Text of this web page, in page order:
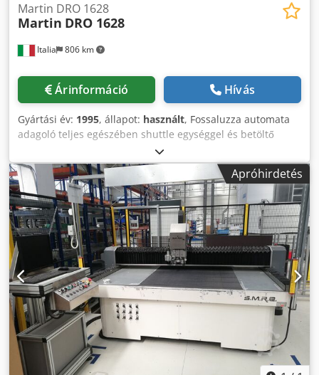
Italia 806 km
Martin DRO 1628
Martin DRO 1628
Árinformáció Hívás
Gyártási év: 1995, állapot: használt, Fossaluzza automata
adagoló teljes egészében shuttle egységgel és betöltő
hengergörgős pályával Vákuumos bevezető asztal +
szalagok 3 alsó nyomócsoport szívott szállítással Dkedpfx
Aezd Dymonfsr Kivágógép Hulladékleválasztó Braker
Tenace, 2011-es évjárat Martin golyós asztal Martin Braker
Martin automata raklapozó gép, komplett ív- és
raklapadagolóval
Apróhirdetés